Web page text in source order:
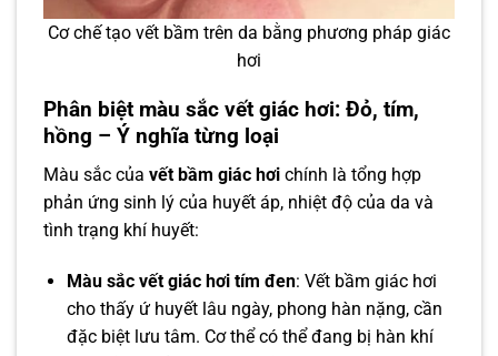
Cơ chế tạo vết bầm trên da bằng phương pháp giác
hơi
Phân biệt màu sắc vết giác hơi: Đỏ, tím,
hồng – Ý nghĩa từng loại
Màu sắc của vết bầm giác hơi chính là tổng hợp
phản ứng sinh lý của huyết áp, nhiệt độ của da và
tình trạng khí huyết:
Màu sắc vết giác hơitím đen: Vết bầm giác hơi
cho thấy ứ huyết lâu ngày, phong hàn nặng, cần
đặc biệt lưu tâm. Cơ thể có thể đang bị hàn khí